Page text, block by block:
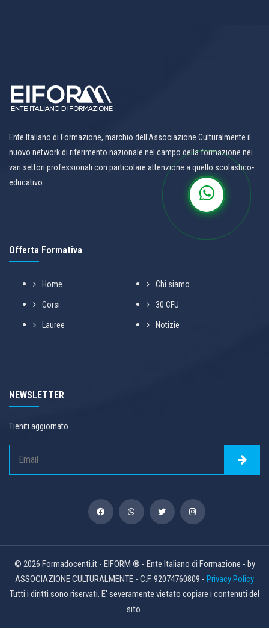
Ente Italiano di Formazione, marchio dell'Associazione Culturalmente il
nuovo network di riferimento nazionale nel campo della formazione nei
vari settori professionali con particolare attenzione a quello scolastico-
educativo.
Offerta Formativa
Home Chi siamo
Corsi 30 CFU
Lauree Notizie
NEWSLETTER
Tieniti aggiornato
© 2026 Formadocenti.it - EIFORM ® - Ente Italiano di Formazione - by
ASSOCIAZIONE CULTURALMENTE - C.F. 92074760809 - Privacy Policy
Tutti i diritti sono riservati. E' severamente vietato copiare i contenuti del
sito.